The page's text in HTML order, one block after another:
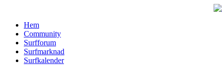
Hem
Community
Surfforum
Surfmarknad
Surfkalender